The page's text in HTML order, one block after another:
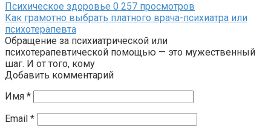
Психическое здоровье 0 257 просмотров
Как грамотно выбрать платного врача-психиатра или
психотерапевта
Обращение за психиатрической или
психотерапевтической помощью — это мужественный
шаг. И от того, кому
Добавить комментарий
Имя *
Email *